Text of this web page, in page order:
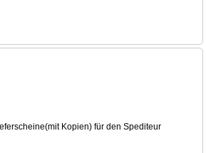
Kopien) für den Spediteur